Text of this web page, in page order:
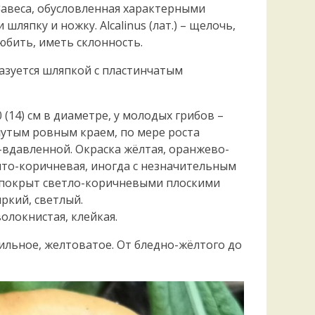
обусловленная характерными
и ножку. Alcalinus (лат.) – щелочь,
иметь склонность.
шляпкой с пластинчатым
(14) см в диаметре, у молодых грибов –
ровным краем, по мере роста
Окраска жёлтая, оранжево-
коричневая, иногда с незначительным
светло-коричневыми плоскими
светлый.
клейкая.
желтоватое. От бледно-жёлтого до